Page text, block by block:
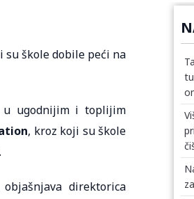
su škole dobile peći na
u ugodnijim i toplijim
, kroz koji su škole
direktorica